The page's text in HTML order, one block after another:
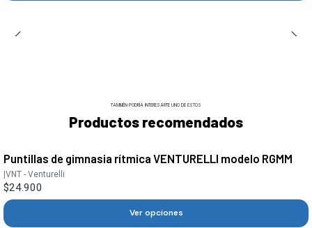
TAMBIÉN PODRÍA INTERESARTE UNO DE ESTOS
Productos recomendados
Puntillas de gimnasia rítmica VENTURELLI modelo RGMM
|VNT - Venturelli
$24.900
Ver opciones